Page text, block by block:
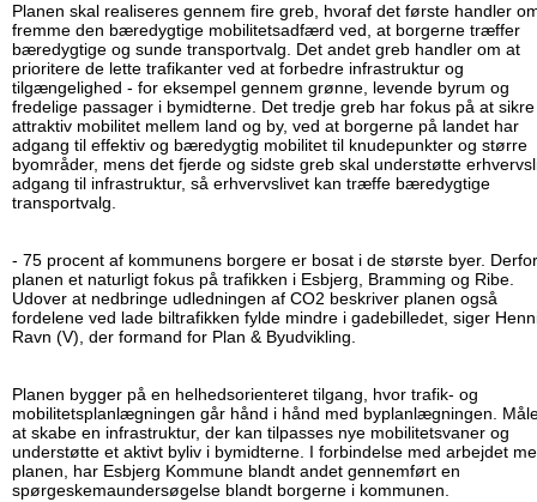
Planen skal realiseres gennem fire greb, hvoraf det første handler
fremme den bæredygtige mobilitetsadfærd ved, at borgerne træffer
bæredygtige og sunde transportvalg. Det andet greb handler om at
prioritere de lette trafikanter ved at forbedre infrastruktur og
tilgængelighed - for eksempel gennem grønne, levende byrum og
fredelige passager i bymidterne. Det tredje greb har fokus på at sikre
attraktiv mobilitet mellem land og by, ved at borgerne på landet har
adgang til effektiv og bæredygtig mobilitet til knudepunkter og større
byområder, mens det fjerde og sidste greb skal understøtte
adgang til infrastruktur, så erhvervslivet kan træffe bæredygtige
transportvalg.
- 75 procent af kommunens borgere er bosat i de største byer.
planen et naturligt fokus på trafikken i Esbjerg, Bramming og Ribe.
Udover at nedbringe udledningen af CO2 beskriver planen også
fordelene ved lade biltrafikken fylde mindre i gadebilledet, siger
Ravn (V), der formand for Plan & Byudvikling.
Planen bygger på en helhedsorienteret tilgang, hvor trafik- og
mobilitetsplanlægningen går hånd i hånd med byplanlægningen.
at skabe en infrastruktur, der kan tilpasses nye mobilitetsvaner og
understøtte et aktivt byliv i bymidterne. I forbindelse med arbejdet
planen, har Esbjerg Kommune blandt andet gennemført en
spørgeskemaundersøgelse blandt borgerne i kommunen.